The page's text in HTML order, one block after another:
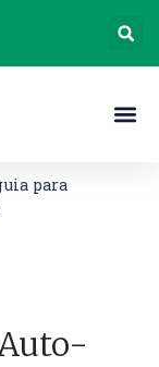
para